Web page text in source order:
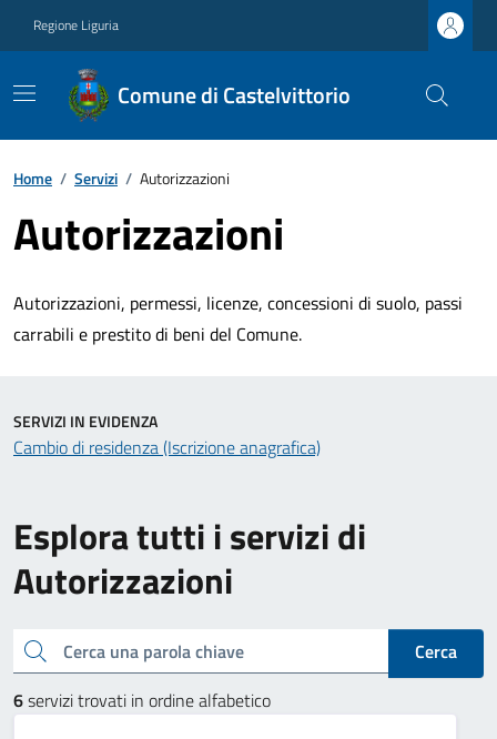
Regione Liguria
Comune di Castelvittorio
Home / Servizi / Autorizzazioni
Autorizzazioni
Autorizzazioni, permessi, licenze, concessioni di suolo, passi
carrabili e prestito di beni del Comune.
Esplora tutti i servizi di
Autorizzazioni
Cerca una parola chiave
Cerca
6servizi trovati in ordine alfabetico
SERVIZI IN EVIDENZA
Cambio di residenza (Iscrizione anagrafica)